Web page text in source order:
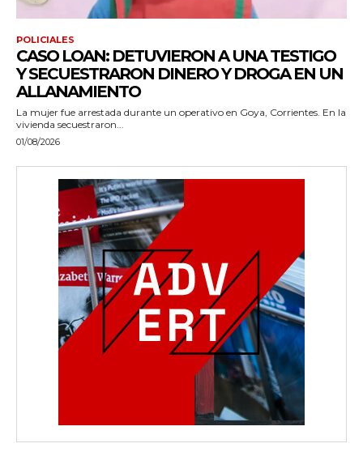
POLICIALES
CASO LOAN: DETUVIERON A UNA TESTIGO
Y SECUESTRARON DINERO Y DROGA EN UN
ALLANAMIENTO
La mujer fue arrestada durante un operativo en Goya, Corrientes. En la
vivienda secuestraron...
01/08/2026